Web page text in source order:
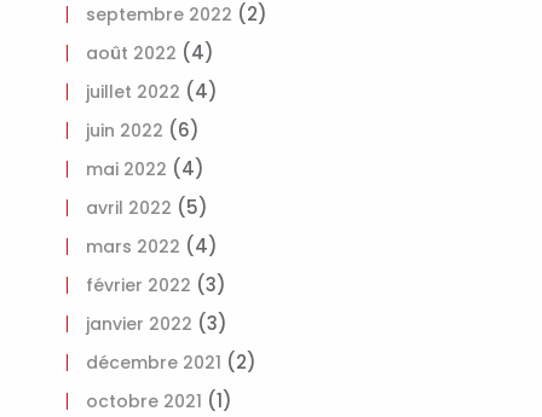
septembre 2022 (2)
août 2022 (4)
juillet 2022 (4)
juin 2022 (6)
mai 2022 (4)
avril 2022 (5)
mars 2022 (4)
février 2022 (3)
janvier 2022 (3)
décembre 2021 (2)
octobre 2021 (1)